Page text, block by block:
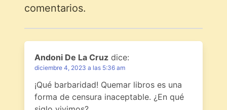
comentarios.
Andoni De La Cruz dice:
diciembre 4, 2023 a las 5:36 am
¡Qué barbaridad! Quemar libros es una
forma de censura inaceptable. ¿En qué